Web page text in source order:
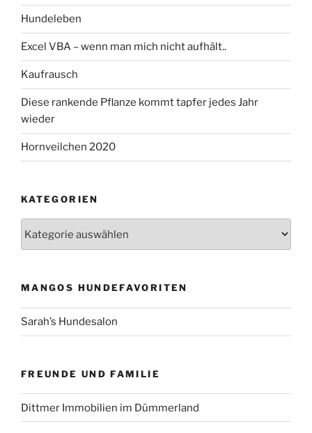
Hundeleben
Excel VBA – wenn man mich nicht aufhält..
Kaufrausch
Diese rankende Pflanze kommt tapfer jedes Jahr
wieder
Hornveilchen 2020
KATEGORIEN
MANGOS HUNDEFAVORITEN
Sarah’s Hundesalon
FREUNDE UND FAMILIE
Dittmer Immobilien im Dümmerland